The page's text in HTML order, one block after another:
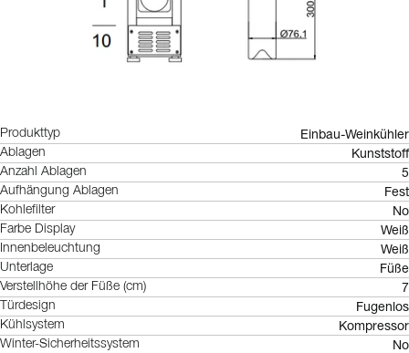
Produkttyp Einbau-Weinkühler
Ablagen Kunststoff
Anzahl Ablagen 5
Aufhängung Ablagen Fest
Kohlefilter No
Farbe Display Weiß
Innenbeleuchtung Weiß
Unterlage Füße
Verstellhöhe der Füße (cm) 7
Türdesign Fugenlos
Kühlsystem Kompressor
Winter-Sicherheitssystem No